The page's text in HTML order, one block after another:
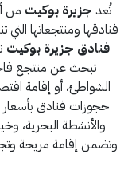
تُعد جزيرة بوكيت من
فنادقها ومنتجعاتها
فنادق جزيرة بوكيت
تبحث عن منتجع
الشواطئ، أو إقامة
حجوزات فنادق بأسعار
والأنشطة البحرية،
وتضمن إقامة مريحة